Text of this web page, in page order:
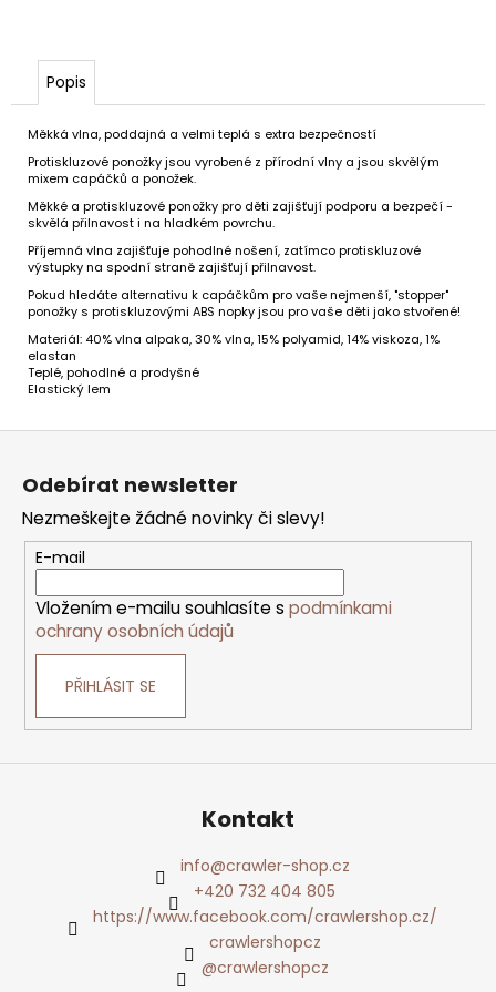
Popis
Měkká vlna, poddajná a velmi teplá s extra bezpečností
Protiskluzové ponožky jsou vyrobené z přírodní vlny a jsou skvělým
mixem capáčků a ponožek.
Měkké a protiskluzové ponožky pro děti zajišťují podporu a bezpečí -
skvělá přilnavost i na hladkém povrchu.
Příjemná vlna zajišťuje pohodlné nošení, zatímco protiskluzové
výstupky na spodní straně zajišťují přilnavost.
Pokud hledáte alternativu k capáčkům pro vaše nejmenší, "stopper"
ponožky s protiskluzovými ABS nopky jsou pro vaše děti jako stvořené!
Materiál: 40% vlna alpaka, 30% vlna, 15% polyamid, 14% viskoza, 1%
elastan
Teplé, pohodlné a prodyšné
Elastický lem
Z
Odebírat newsletter
Nezmeškejte žádné novinky či slevy!
E-mail
Vložením e-mailu souhlasíte s podmínkami
ochrany osobních údajů
PŘIHLÁSIT SE
Kontakt
info@crawler-shop.cz
+420 732 404 805
https://www.facebook.com/crawlershop.cz/
crawlershopcz
@crawlershopcz